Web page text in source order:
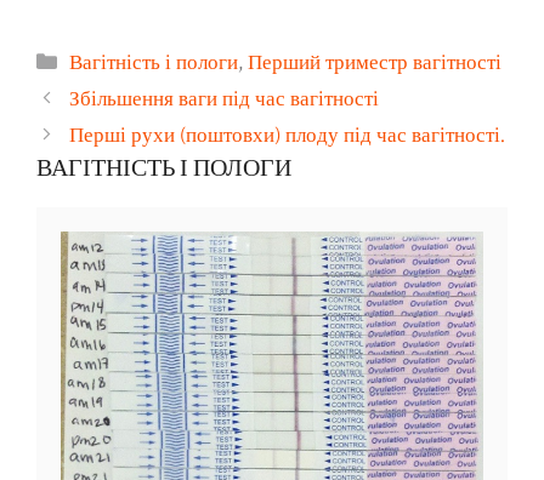
Категорії
Вагітність і пологи,Перший триместр вагітності
Збільшення ваги під час вагітності
Перші рухи (поштовхи) плоду під час вагітності.
ВАГІТНІСТЬ І ПОЛОГИ